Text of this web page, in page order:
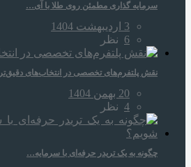
سرمایه‌ گذاری مطمئن روی طلا با آی…
3 اردیبهشت 1404
6 نظر
نقش پلتفرم‌های تخصصی در انتخاب‌های دقیق‌تر
20 بهمن 1404
4 نظر
چگونه به یک تریدر حرفه‌ای با سرمایه…